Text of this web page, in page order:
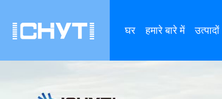
घर हमारे बारे में उत्पादों